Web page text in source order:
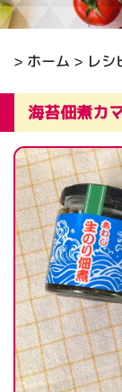
> ホーム > レシ
海苔佃煮カ